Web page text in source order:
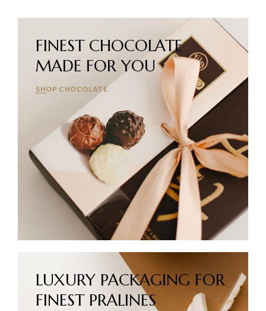
FINEST CHOCOLATE
MADE FOR YOU
SHOP CHOCOLATE
LUXURY PACKAGING FOR
FINEST PRALINES